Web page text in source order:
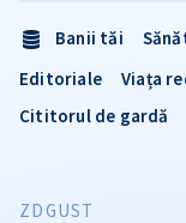
Banii tăi
Editoriale
Viața
Cititorul de gardă
ZDGUST